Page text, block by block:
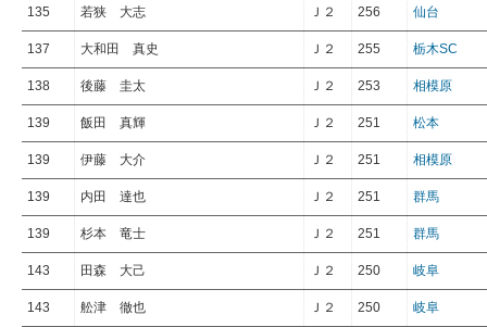
135 若狭 大志 Ｊ２ 256 仙台
137 大和田 真史 Ｊ２ 255 栃木SC
138 後藤 圭太 Ｊ２ 253 相模原
139 飯田 真輝 Ｊ２ 251 松本
139 伊藤 大介 Ｊ２ 251 相模原
139 内田 達也 Ｊ２ 251 群馬
139 杉本 竜士 Ｊ２ 251 群馬
143 田森 大己 Ｊ２ 250 岐阜
143 舩津 徹也 Ｊ２ 250 岐阜